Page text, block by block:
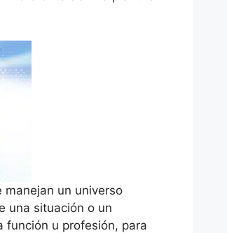
manejan un universo
una situación o un
función u profesión, para